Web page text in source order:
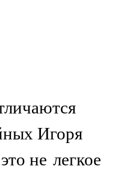
Игоря
не легкое